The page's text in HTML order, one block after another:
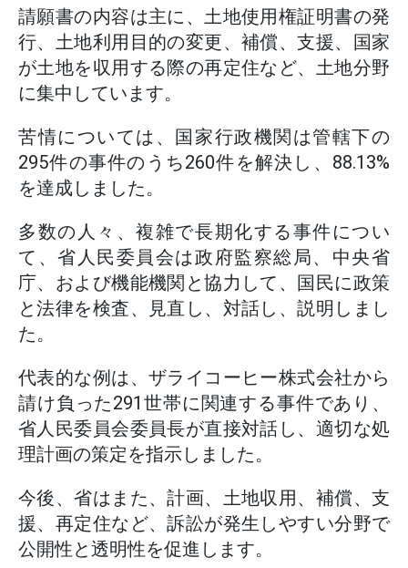
請願書の内容は主に、土地使用権証明書の発
行、土地利用目的の変更、補償、支援、国家
が土地を収用する際の再定住など、土地分野
に集中しています。
苦情については、国家行政機関は管轄下の
295件の事件のうち260件を解決し、88.13%
を達成しました。
多数の人々、複雑で長期化する事件につい
て、省人民委員会は政府監察総局、中央省
庁、および機能機関と協力して、国民に政策
と法律を検査、見直し、対話し、説明しまし
た。
代表的な例は、ザライコーヒー株式会社から
請け負った291世帯に関連する事件であり、
省人民委員会委員長が直接対話し、適切な処
理計画の策定を指示しました。
今後、省はまた、計画、土地収用、補償、支
援、再定住など、訴訟が発生しやすい分野で
公開性と透明性を促進します。